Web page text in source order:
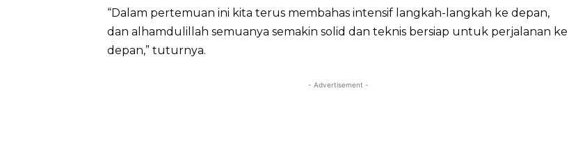
“Dalam pertemuan ini kita terus membahas intensif langkah-langkah ke depan,
dan alhamdulillah semuanya semakin solid dan teknis bersiap untuk perjalanan ke
depan,” tuturnya.
- Advertisement -